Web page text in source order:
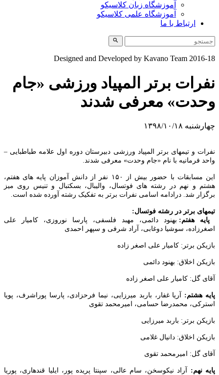
آموزشگاه زبان کلاسیکو
آموزشگاه علمی کلاسیکو
ارتباط با ما
Designed and Developed by Kavano Team
برتر المپیاد ورزشی «جام
معرفی شدند
۱۳۹۸/۱۰/۱۸
و تیمهای برتر المپیاد ورزشی دبیرستان دوره اول علامه طباطبایی –
فرمانیه با نام «جام وحدت» معرفی شدند.
این مسابقات با حضور بیش از ۱۵۰ نفر از دانش آموزان پایه های هفتم،
و نهم در رشته های فوتسال، والیبال، بسکتبال و تنیس روی میز
شد. درادامه اسامی نفرات برتر به تفکیک رشته آورده شده است.
برتر در رشته فوتسال:
هفتم:بهنود دائمی، مهبد فلسفی، پارسا نوروزی، کامیار علی
سوشیا دوغابی، آراد شرفی و سپهر احمدی
برتر: کامیار علی اصغر زاده
اخلاق: بهنود دائمی
گل: کامیار علی اصغر زاده
هشتم:آریا غفار، باربد میرزایی، نیما فرحزادی، پارسا پوراشرف، پویا
محمدرضا حسامی، امیرمحمد تقوی
برتر: باربد میرزایی
اخلاق: دانیال غلامی
گل: امیرمحمد تقوی
نهم: آراد نیکوسخن، سام عالی، سپنتا پریده پور، ایلیا قندهاری، پوریا